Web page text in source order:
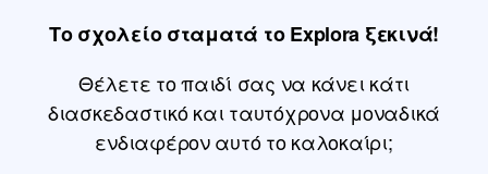
Το σχολείο σταματά το Explora ξεκινά!
Θέλετε το παιδί σας να κάνει κάτι
διασκεδαστικό και ταυτόχρονα μοναδικά
ενδιαφέρον αυτό το καλοκαίρι;